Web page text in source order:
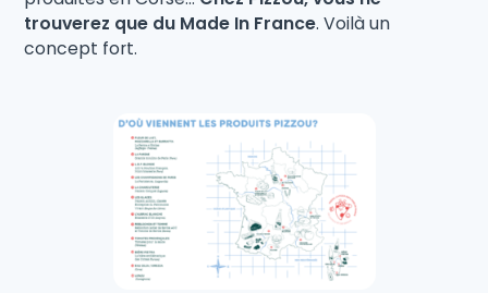
trouverez que du Made In France. Voilà un
concept fort.